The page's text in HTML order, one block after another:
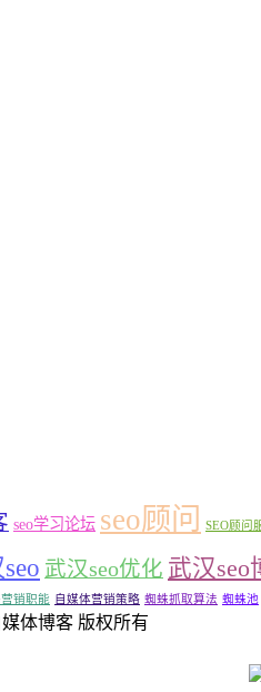
seo学习论坛 seo顾问 SEO顾问
武汉seo优化 武汉seo
营销职能 自媒体营销策略 蜘蛛抓取算法 蜘蛛池
体博客 版权所有